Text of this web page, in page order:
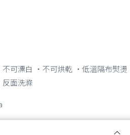
不可漂白 ・不可烘乾 ・低溫隔布熨
反面洗滌